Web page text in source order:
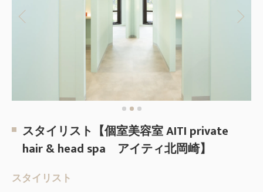
スタイリスト【個室美容室 AITI private
hair & head spa アイティ北岡崎】
スタイリスト